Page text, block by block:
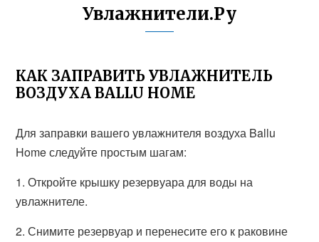
Увлажнители.Ру
КАК ЗАПРАВИТЬ УВЛАЖНИТЕЛЬ
ВОЗДУХА BALLU HOME
Для заправки вашего увлажнителя воздуха Ballu
Home следуйте простым шагам:
1. Откройте крышку резервуара для воды на
увлажнителе.
2. Снимите резервуар и перенесите его к раковине